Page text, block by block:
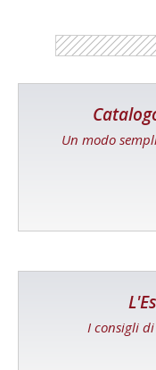
Un modo
I consigli